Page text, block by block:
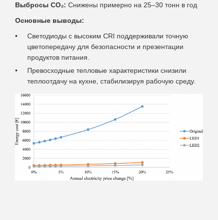
Выбросы CO₂: Снижены примерно на 25–30 тонн в год
Основные выводы:
Светодиоды с высоким CRI поддерживали точную
цветопередачу для безопасности и презентации
продуктов питания.
Превосходные тепловые характеристики снизили
теплоотдачу на кухне, стабилизируя рабочую среду.